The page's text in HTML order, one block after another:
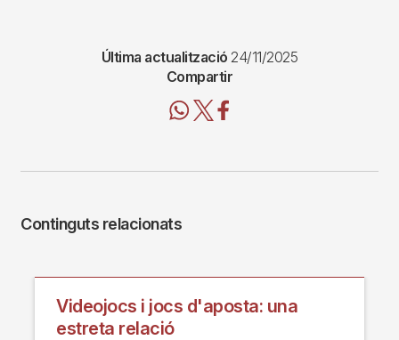
Última actualització 24/11/2025
Compartir
Continguts relacionats
Videojocs i jocs d'aposta: una
estreta relació